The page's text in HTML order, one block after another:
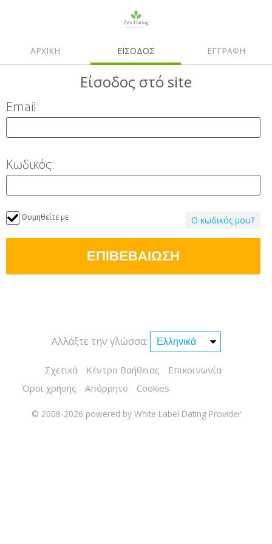
ΑΡΧΙΚΗ ΕΙΣΟΔΟΣ ΕΓΓΡΑΦΗ
Είσοδος στό site
Email:
Κωδικός:
Θυμηθείτε με Ο κωδικός μου?
Αλλάξτε την γλώσσα:
Σχετικά Κέντρο Βαήθειας
Επικοινωνία
Όροι χρήσης
Απόρρητο Cookies
© 2008-2026 powered by White Label Dating Provider